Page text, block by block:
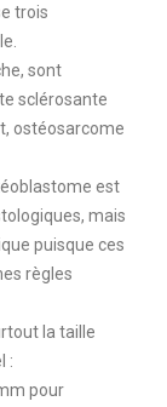
trois
sont
sclérosante
ostéosarcome
est
mais
puisque ces
règles
la taille
:
pour